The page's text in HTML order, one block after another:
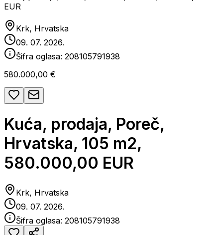
EUR
Krk, Hrvatska
09. 07. 2026.
Šifra oglasa: 208105791938
580.000,00 €
Kuća, prodaja, Poreč,
Hrvatska, 105 m2,
580.000,00 EUR
Krk, Hrvatska
09. 07. 2026.
Šifra oglasa: 208105791938